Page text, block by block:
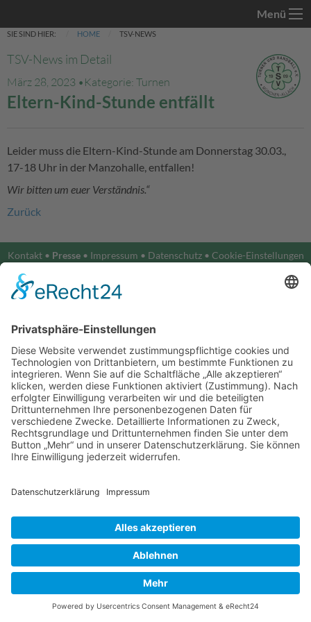
Menü
SIE SIND HIER: HOME TSV-NEWS
TSV-News im Detail
März 28, 2023 • Kategorie: Turnen
Eltern-Kind-Stunde entfällt
Leider muss die Eltern-Kind-Stunde am Donnerstag 30.03.,
17-18 Uhr in der Manzohalle, entfallen!
Wir bitten um euer Verständnis.“
Zurück
Kontakt• Presse• Impressum • Datenschutz• Cookie-Einstellungen